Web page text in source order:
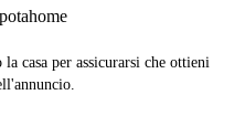
casa per assicurarsi che ottieni